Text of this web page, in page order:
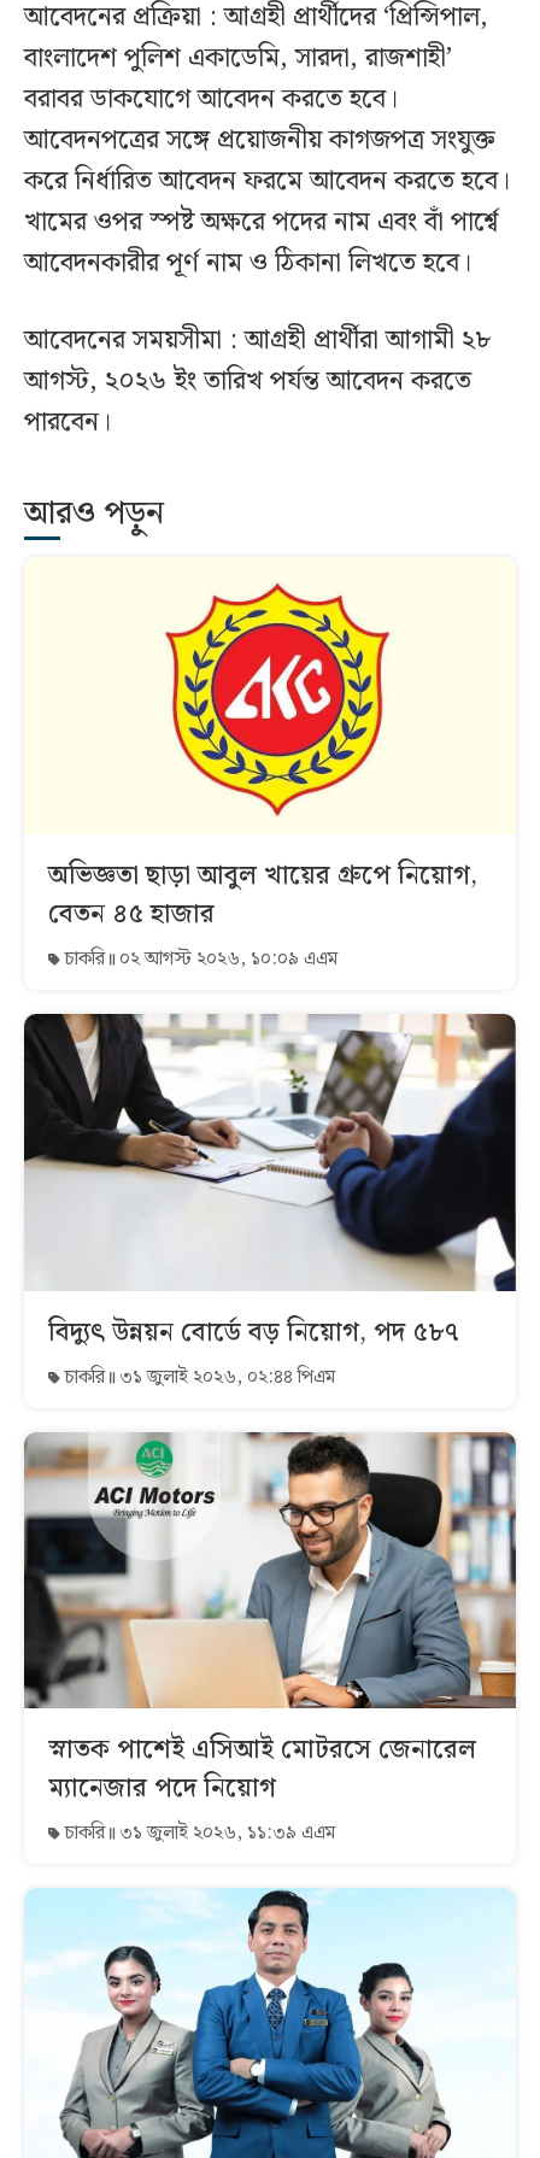
আবেদনের প্রক্রিয়া : আগ্রহী প্রার্থীদের ‘প্রিন্সিপাল,
বাংলাদেশ পুলিশ একাডেমি, সারদা, রাজশাহী’
বরাবর ডাকযোগে আবেদন করতে হবে।
আবেদনপত্রের সঙ্গে প্রয়োজনীয় কাগজপত্র সংযুক্ত
করে নির্ধারিত আবেদন ফরমে আবেদন করতে হবে।
খামের ওপর স্পষ্ট অক্ষরে পদের নাম এবং বাঁ পার্শ্বে
আবেদনকারীর পূর্ণ নাম ও ঠিকানা লিখতে হবে।
আবেদনের সময়সীমা : আগ্রহী প্রার্থীরা আগামী ২৮
আগস্ট, ২০২৬ ইং তারিখ পর্যন্ত আবেদন করতে
পারবেন।
আরও পড়ুন
অভিজ্ঞতা ছাড়া আবুল খায়ের গ্রুপে নিয়োগ,
বেতন ৪৫ হাজার
চাকরি ০২ আগস্ট ২০২৬, ১০:০৯ এএম
বিদ্যুৎ উন্নয়ন বোর্ডে বড় নিয়োগ, পদ ৫৮৭
চাকরি ৩১ জুলাই ২০২৬, ০২:৪৪ পিএম
স্নাতক পাশেই এসিআই মোটরসে জেনারেল
ম্যানেজার পদে নিয়োগ
চাকরি ৩১ জুলাই ২০২৬, ১১:৩৯ এএম